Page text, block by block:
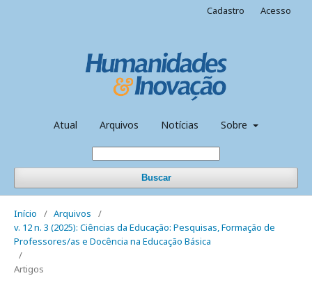
Atual Arquivos Notícias Sobre
Buscar
Cadastro Acesso
Início / Arquivos
/
v. 12 n. 3 (2025): Ciências da Educação: Pesquisas, Formação de
Professores/as e Docência na Educação Básica
/
Artigos